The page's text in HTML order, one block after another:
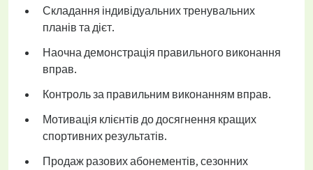
Складання індивідуальних тренувальних
планів та дієт.
Наочна демонстрація правильного виконання
вправ.
Контроль за правильним виконанням вправ.
Мотивація клієнтів до досягнення кращих
спортивних результатів.
Продаж разових абонементів, сезонних